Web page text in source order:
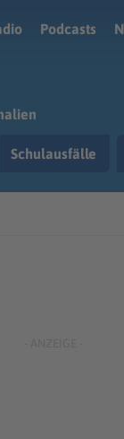
Podcasts
Schulausfälle